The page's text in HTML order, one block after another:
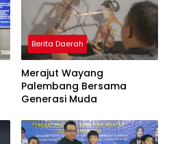
Berita Daerah
Merajut Wayang
Palembang Bersama
Generasi Muda